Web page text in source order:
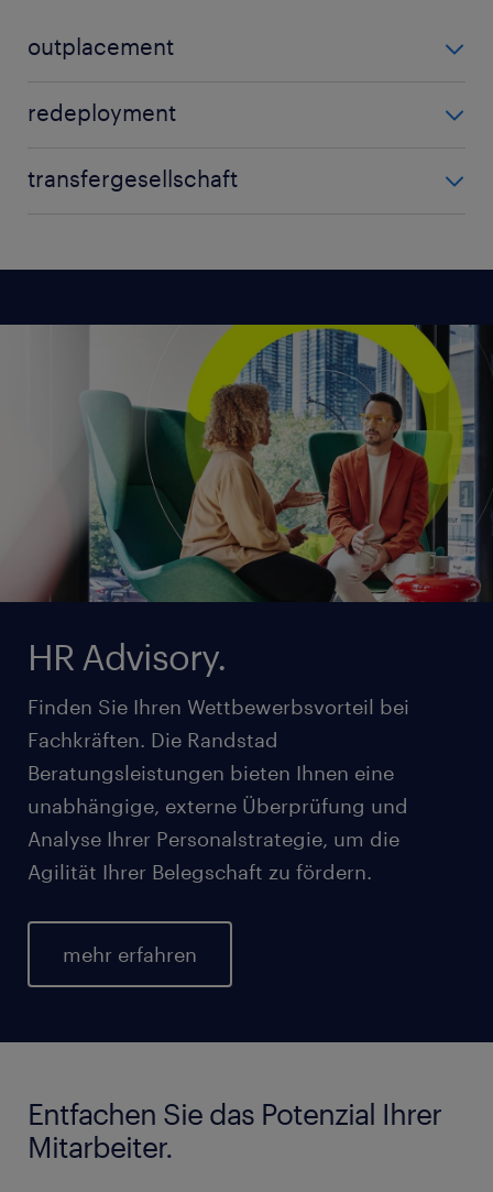
outplacement
stärken Sie Ihre Arbeitgebermarke. Helfen Sie Ihren
Veränderungen in einer sich ständig wandelnden
redeployment
Bindung wertvoller Fachkräfte, die andernfalls von
an.
transfergesellschaft
einer Transfergesellschaft zu einer neuen
unbefristeten Beschäftigung zu verhelfen.
mehr erfahren
HR Advisory.
Finden Sie Ihren Wettbewerbsvorteil bei
Fachkräften. Die Randstad
Beratungsleistungen bieten Ihnen eine
unabhängige, externe Überprüfung und
Analyse Ihrer Personalstrategie, um die
Agilität Ihrer Belegschaft zu fördern.
mehr erfahren
Entfachen Sie das Potenzial Ihrer
Mitarbeiter.